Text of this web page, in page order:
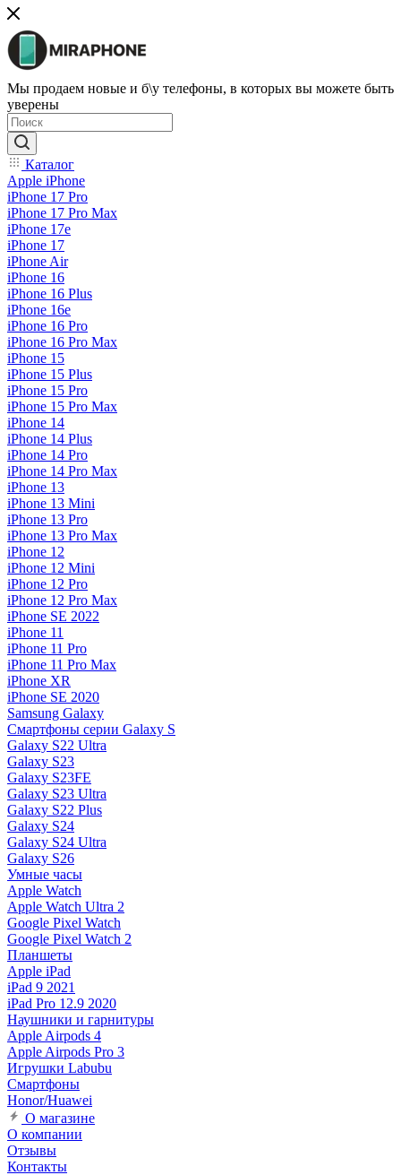
Мы продаем новые и б\у телефоны, в которых вы можете быть
уверены
Каталог
Apple iPhone
iPhone 17 Pro
iPhone 17 Pro Max
iPhone 17e
iPhone 17
iPhone Air
iPhone 16
iPhone 16 Plus
iPhone 16e
iPhone 16 Pro
iPhone 16 Pro Max
iPhone 15
iPhone 15 Plus
iPhone 15 Pro
iPhone 15 Pro Max
iPhone 14
iPhone 14 Plus
iPhone 14 Pro
iPhone 14 Pro Max
iPhone 13
iPhone 13 Mini
iPhone 13 Pro
iPhone 13 Pro Max
iPhone 12
iPhone 12 Mini
iPhone 12 Pro
iPhone 12 Pro Max
iPhone SE 2022
iPhone 11
iPhone 11 Pro
iPhone 11 Pro Max
iPhone XR
iPhone SE 2020
Samsung Galaxy
Смартфоны серии Galaxy S
Galaxy S22 Ultra
Galaxy S23
Galaxy S23FE
Galaxy S23 Ultra
Galaxy S22 Plus
Galaxy S24
Galaxy S24 Ultra
Galaxy S26
Умные часы
Apple Watch
Apple Watch Ultra 2
Google Pixel Watch
Google Pixel Watch 2
Планшеты
Apple iPad
iPad 9 2021
iPad Pro 12.9 2020
Наушники и гарнитуры
Apple Airpods 4
Apple Airpods Pro 3
Игрушки Labubu
Смартфоны
Honor/Huawei
О магазине
О компании
Отзывы
Контакты